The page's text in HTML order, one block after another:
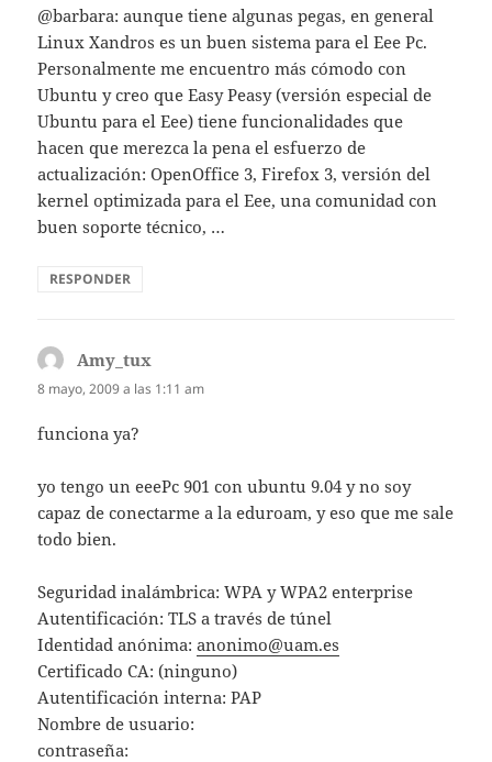
@barbara: aunque tiene algunas pegas, en general
Linux Xandros es un buen sistema para el Eee Pc.
Personalmente me encuentro más cómodo con
Ubuntu y creo que Easy Peasy (versión especial de
Ubuntu para el Eee) tiene funcionalidades que
hacen que merezca la pena el esfuerzo de
actualización: OpenOffice 3, Firefox 3, versión del
kernel optimizada para el Eee, una comunidad con
buen soporte técnico, …
RESPONDER
Amy_tux
8 mayo, 2009 a las 1:11 am
funciona ya?
yo tengo un eeePc 901 con ubuntu 9.04 y no soy
capaz de conectarme a la eduroam, y eso que me sale
todo bien.
Seguridad inalámbrica: WPA y WPA2 enterprise
Autentificación: TLS a través de túnel
Identidad anónima:anonimo@uam.es
Certificado CA: (ninguno)
Autentificación interna: PAP
Nombre de usuario:
contraseña: